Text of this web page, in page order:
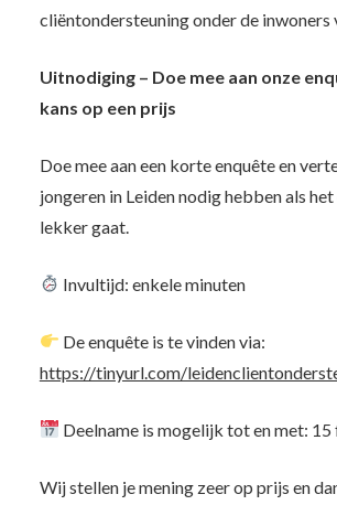
cliëntondersteuning onder de inwoners
Uitnodiging – Doe mee aan onze
kans op een prijs
Doe mee aan een korte enquête en
jongeren in Leiden nodig hebben als
lekker gaat.
Invultijd: enkele minuten
De enquête is te vinden via:
https://tinyurl.com/
Deelname is mogelijk tot en met:
Wij stellen je mening zeer op prijs en